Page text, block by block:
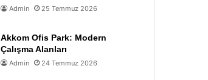
Admin 25 Temmuz 2026
Akkom Ofis Park: Modern
Çalışma Alanları
Admin 24 Temmuz 2026